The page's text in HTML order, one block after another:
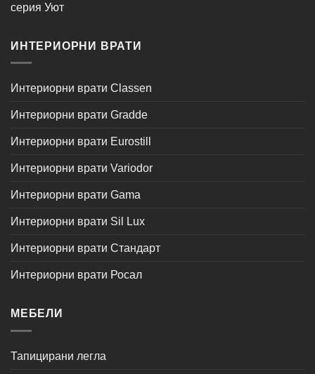
серия Уют
ИНТЕРИОРНИ ВРАТИ
Интериорни врати Classen
Интериорни врати Gradde
Интериорни врати Eurostill
Интериорни врати Variodor
Интериорни врати Gama
Интериорни врати Sil Lux
Интериорни врати Стандарт
Интериорни врати Росал
МЕБЕЛИ
Тапицирани легла